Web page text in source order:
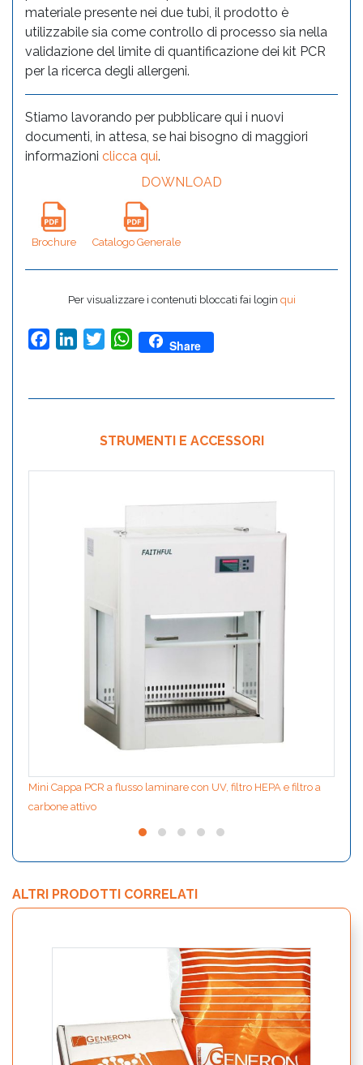
materiale presente nei due tubi, il prodotto è
utilizzabile sia come controllo di processo sia nella
validazione del limite di quantificazione dei kit PCR
per la ricerca degli allergeni.
Stiamo lavorando per pubblicare qui i nuovi
documenti, in attesa, se hai bisogno di maggiori
informazioni clicca qui.
DOWNLOAD
Brochure Catalogo Generale
Per visualizzare i contenuti bloccati fai login qui
FacebookLinkedInTwitterWhatsApp
Share
STRUMENTI E ACCESSORI
Mini Cappa PCR a flusso laminare con UV, filtro HEPA e filtro a
carbone attivo
ALTRI PRODOTTI CORRELATI